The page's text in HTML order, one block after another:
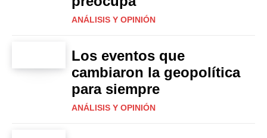
ANÁLISIS Y OPINIÓN
Los eventos que
cambiaron la geopolítica
para siempre
ANÁLISIS Y OPINIÓN